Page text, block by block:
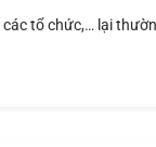
các tổ chức,… lại